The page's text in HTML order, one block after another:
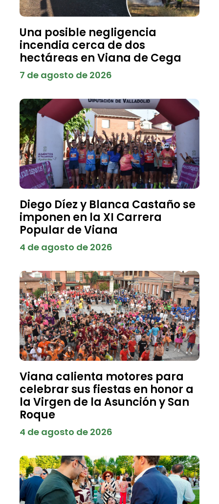
Una posible negligencia
incendia cerca de dos
hectáreas en Viana de Cega
7 de agosto de 2026
Diego Díez y Blanca Castaño se
imponen en la XI Carrera
Popular de Viana
4 de agosto de 2026
Viana calienta motores para
celebrar sus fiestas en honor a
la Virgen de la Asunción y San
Roque
4 de agosto de 2026